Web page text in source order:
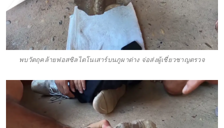
พบวัตถุคล้ายฟอสซิลไดโนเสาร์บนภูผาด่าง จ่อส่งผู้เชี่ยวชาญตรวจ